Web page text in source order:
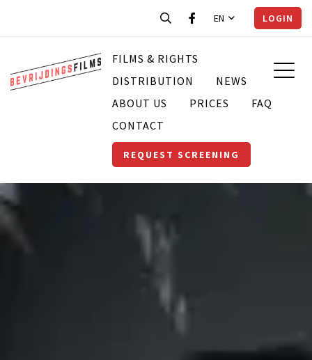
EN LOGIN
FILMS & RIGHTS
DISTRIBUTION
NEWS
ABOUT US
PRICES
FAQ
CONTACT
REQUEST SCREENING